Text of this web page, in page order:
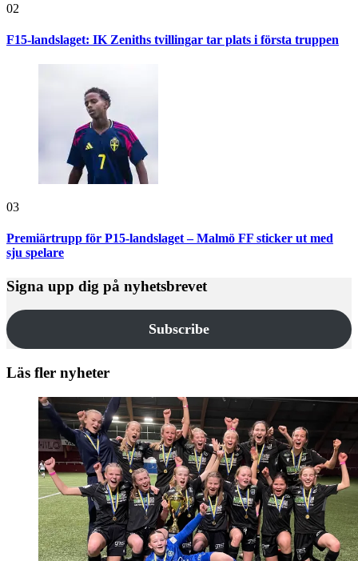
02
F15-landslaget: IK Zeniths tvillingar tar plats i första truppen
03
Premiärtrupp för P15-landslaget – Malmö FF sticker ut med
sju spelare
Signa upp dig på nyhetsbrevet
Subscribe
Läs fler nyheter